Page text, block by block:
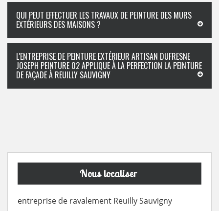
QUI PEUT EFFECTUER LES TRAVAUX DE PEINTURE DES MURS
EXTÉRIEURS DES MAISONS ?
L'ENTREPRISE DE PEINTURE EXTÉRIEUR ARTISAN DUFRESNE
JOSEPH PEINTURE 02 APPLIQUE À LA PERFECTION LA PEINTURE
DE FAÇADE À REUILLY SAUVIGNY
Nous localiser
entreprise de ravalement Reuilly Sauvigny